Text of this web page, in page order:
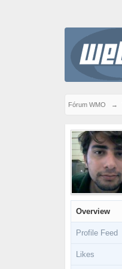
Fórum WMO →
Overview
Profile Feed
Likes